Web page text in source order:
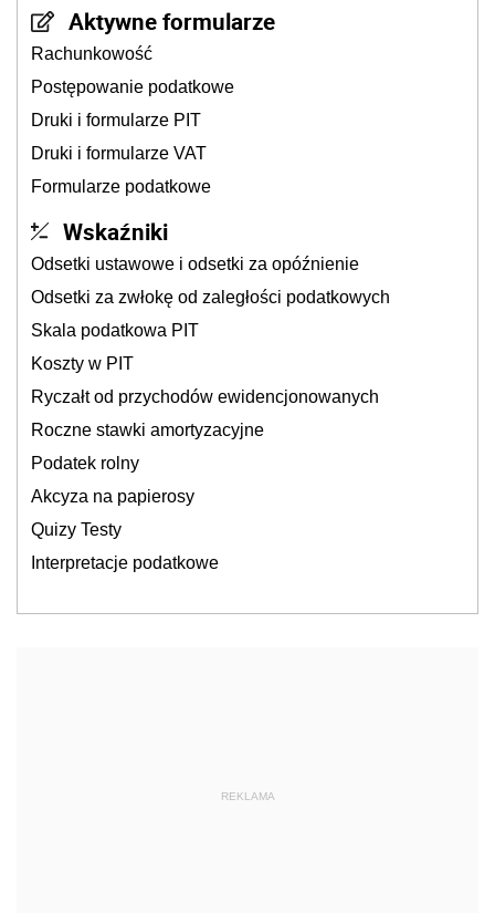
Aktywne formularze
Rachunkowość
Postępowanie podatkowe
Druki i formularze PIT
Druki i formularze VAT
Formularze podatkowe
Wskaźniki
Odsetki ustawowe i odsetki za opóźnienie
Odsetki za zwłokę od zaległości podatkowych
Skala podatkowa PIT
Koszty w PIT
Ryczałt od przychodów ewidencjonowanych
Roczne stawki amortyzacyjne
Podatek rolny
Akcyza na papierosy
Quizy Testy
Interpretacje podatkowe
REKLAMA